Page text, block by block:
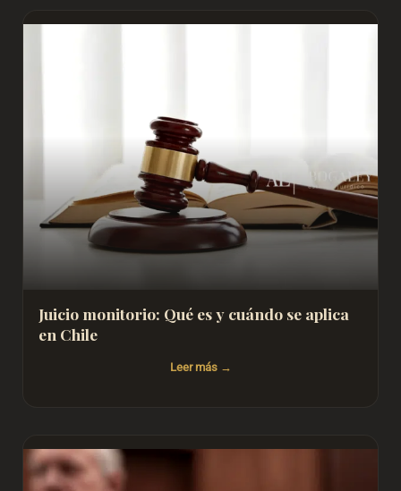
Juicio monitorio: Qué es y cuándo se aplica
en Chile
Leer más